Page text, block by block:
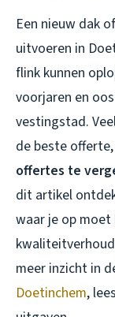
Een nieuw dak
uitvoeren in
flink kunnen
voorjaren en
vestingstad.
de beste
offertes te
dit artikel
waar je op
meer inzicht in
Doetinchem,